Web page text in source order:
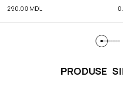
290.00 MDL
PRODUSE